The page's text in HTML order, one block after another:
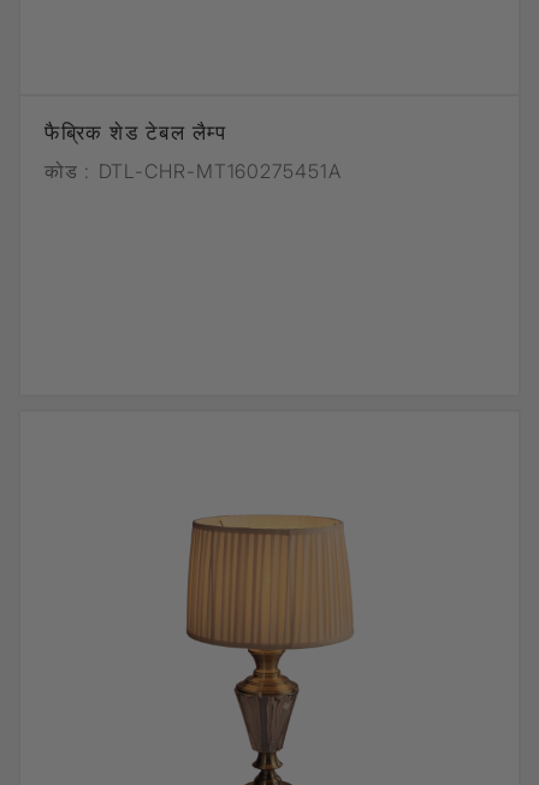
फैब्रिक शेड टेबल लैम्प
कोड : DTL-CHR-MT160275451A